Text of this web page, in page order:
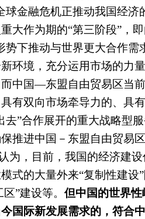
球金融危机正推动我国经
大作为期的“第三阶段”，
势下推动与世界更大合作
环境，充分运用市场的力
中国—东盟自由贸易区当
有双向市场牵导力的、具
去”合作展开的重大战略型
推进中国－东盟自由贸易
为，目前，我国的经济建
式的大量外来“复制性建
”建设等。 但中国的世界
国际新发展需求的，符合